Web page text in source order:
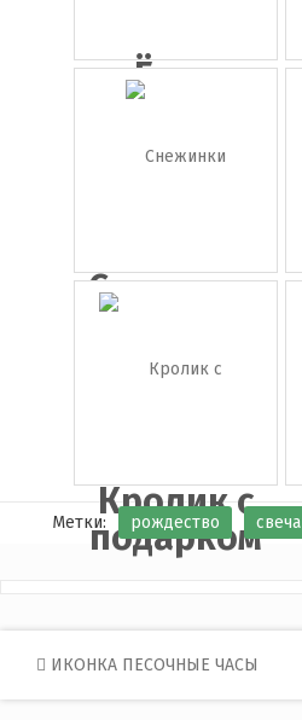
Ёлки
Снежинки
Кролик с
подарком
Метки: рождество свеча
Post
navigation
ИКОНКА ПЕСОЧНЫЕ ЧАСЫ